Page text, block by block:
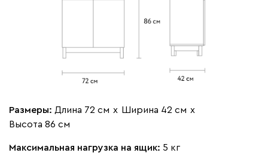
Размеры: Длина 72 см х Ширина 42 см х
Высота 86 см
Максимальная нагрузка на ящик: 5 кг